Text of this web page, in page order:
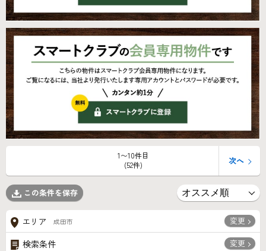
1〜10件目
(52件)
次へ
この条件を保存
エリア 成田市 変更
検索条件 変更